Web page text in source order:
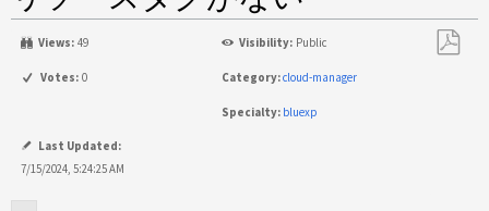
Views: 49 Visibility: Public
Votes: 0 Category:cloud-manager
Specialty: bluexp
Last Updated:
7/15/2024, 5:24:25 AM